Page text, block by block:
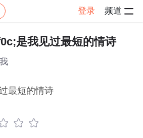
登录 频道
感慨 帖子详情
是我见过最短的情诗
最短的情诗